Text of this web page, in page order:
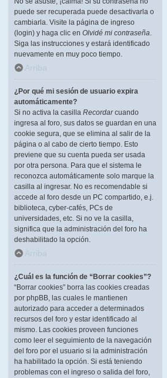
puede ser recuperada puede desactivarla o
cambiarla. Visite la página de ingreso
(login) y haga clic en Olvidé mi contraseña.
Siga las instrucciones y estará identificado
nuevamente en muy poco tiempo.
Arriba
¿Por qué mi sesión de usuario expira
automáticamente?
Si no activa la casilla Recordarcuando
ingresa al foro, sus datos se guardan en una
cookie segura, que se elimina al salir de la
página o al cabo de cierto tiempo. Esto
previene que su cuenta pueda ser usada
por otra persona. Para que el sistema le
reconozca automáticamente solo marque la
casilla al ingresar. No es recomendable si
accede al foro desde un PC compartido, e.j.
biblioteca, cyber-cafés, PCs de
universidades, etc. Si no ve la casilla,
significa que la administración del foro ha
deshabilitado la opción.
Arriba
¿Cuál es la función de “Borrar cookies”?
“Borrar cookies” borra las cookies creadas
por phpBB, las cuales le mantienen
autorizado para acceder a determinados
recursos del foro y estar identificado al
mismo. Las cookies proveen funciones
como leer el seguimiento de la navegación
del foro por el usuario si la administración
ha habilitado la opción. Si está teniendo
problemas con el ingreso o salida del foro,